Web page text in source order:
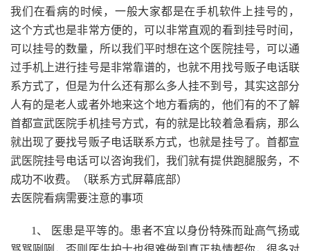
我们在看病的时候，一般大家都是在手机软件上挂号的，
这个方式也是非常方便的，可以非常直观的看到挂号时间，
可以挂号的数量，所以我们平时想在这个医院挂号，可以通
过手机上进行挂号是非常靠谱的，也就不用找号贩子电话联
系方式了，但是为什么还有那么多人挂不到号，其实这部分
人有的是老人或者外地来这个地方看病的，他们有的不了解
首都宣武医院手机挂号方式，有的就是比较着急看病，那么
就出现了要找号贩子电话联系方式，也就是挂号了。首都宣
武医院挂号电话可以咨询我们，我们就有提供跑腿服务，不
成功不收费。（联系方式屏幕底部）
去医院看病需要注意的事项
1、 医患是平等的。患者不宜以身份特殊而趾高气扬或